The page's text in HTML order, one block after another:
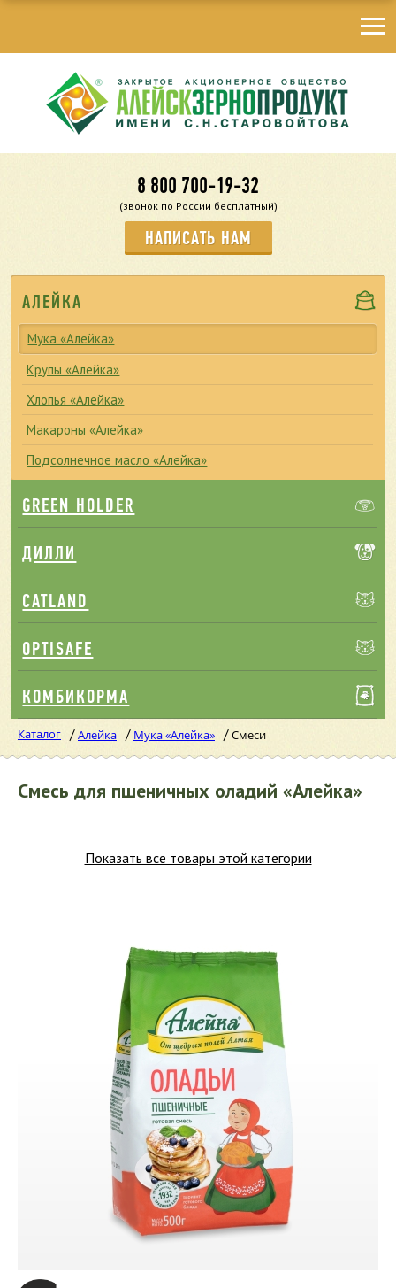
8 800 700-19-32
(звонок по России бесплатный)
НАПИСАТЬ НАМ
АЛЕЙКА
Мука «Алейка»
Крупы «Алейка»
Хлопья «Алейка»
Макароны «Алейка»
Подсолнечное масло «Алейка»
GREEN HOLDER
ДИЛЛИ
CATLAND
OPTISAFE
КОМБИКОРМА
Каталог /Алейка / Мука «Алейка» /Смеси
Смесь для пшеничных оладий «Алейка»